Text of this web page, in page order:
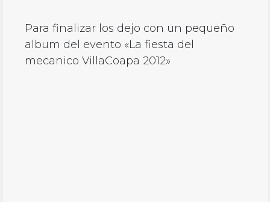
Para finalizar los dejo con un pequeño
album del evento «La fiesta del
mecanico VillaCoapa 2012»